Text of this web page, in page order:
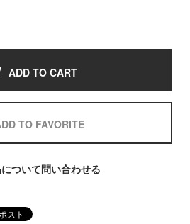
ADD TO CART
TO FAVORITE
ついて問い合わせる